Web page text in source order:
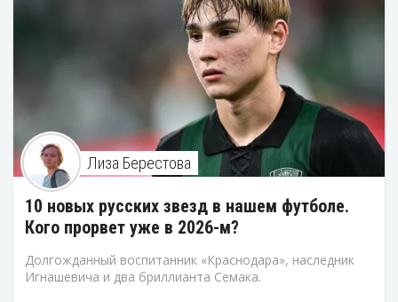
Лиза Берестова
10 новых русских звезд в нашем футболе.
Кого прорвет уже в 2026-м?
Долгожданный воспитанник «Краснодара», наследник
Игнашевича и два бриллианта Семака.